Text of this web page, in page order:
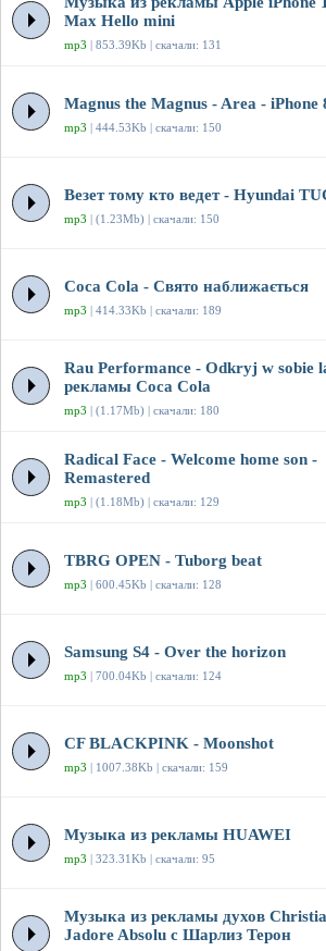
Max Hello mini
mp3 | 853.39Kb | скачали: 131
Magnus the Magnus - Area - iPhone
mp3 | 444.53Kb | скачали: 150
Везет тому кто ведет - Hyundai
mp3 | (1.23Mb) | скачали: 150
Coca Cola - Свято наближається
mp3 | 414.33Kb | скачали: 189
Rau Performance - Odkryj w sobie
рекламы Coca Cola
mp3 | (1.17Mb) | скачали: 180
Radical Face - Welcome home son -
Remastered
mp3 | (1.18Mb) | скачали: 129
TBRG OPEN - Tuborg beat
mp3 | 600.45Kb | скачали: 128
Samsung S4 - Over the horizon
mp3 | 700.04Kb | скачали: 124
CF BLACKPINK - Moonshot
mp3 | 1007.38Kb | скачали: 159
Музыка из рекламы HUAWEI
mp3 | 323.31Kb | скачали: 95
Музыка из рекламы духов
Jadore Absolu с Шарлиз Терон